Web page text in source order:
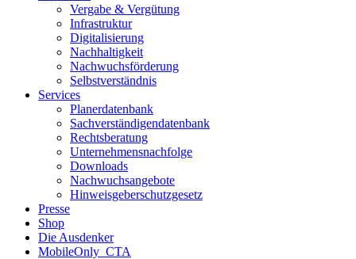
Vergabe & Vergütung
Infrastruktur
Digitalisierung
Nachhaltigkeit
Nachwuchsförderung
Selbstverständnis
Services
Planerdatenbank
Sachverständigendatenbank
Rechtsberatung
Unternehmensnachfolge
Downloads
Nachwuchsangebote
Hinweisgeberschutzgesetz
Presse
Shop
Die Ausdenker
MobileOnly_CTA